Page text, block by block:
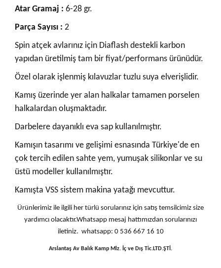
Atar Gramaj : 6-28 gr.
Parça Sayısı : 2
Spin atçek avlarınız için Diaflash destekli karbon
yapıdan üretilmiş tam bir fiyat/performans ürünüdür.
Özel olarak işlenmiş kılavuzlar tuzlu suya elverişlidir.
Kamış üzerinde yer alan halkalar tamamen porselen
halkalardan oluşmaktadır.
Darbelere dayanıklı eva sap kullanılmıştır.
Kamışın tasarımı ve gelişimi esnasında Türkiye'de en
çok tercih edilen sahte yem, yumuşak silikonlar ve su
üstü modeller kullanılmıştır.
Kamışta VSS sistem makina yatağı mevcuttur.
Ürünlerimiz ile ilgili her türlü sorularınız için satış temsilcimiz size
yardımcı olacaktır.Whatsapp mesaj hattımızdan sorularınızı
iletiniz. whatsapp: 0 536 667 16 10
Arslantaş Av Balık Kamp Mlz. İç ve Dış Tic.LTD.ŞTİ.